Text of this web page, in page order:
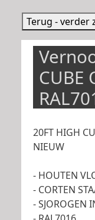
Terug - verder
CUBE
20FT HIGH
NIEUW
- HOUTEN
- CORTEN
- SJOROGEN